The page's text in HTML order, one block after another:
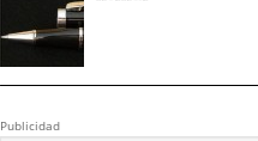
Publicidad